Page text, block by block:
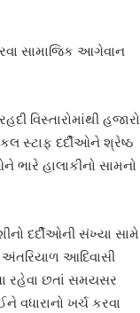
સામાજિક આગેવાન
વિસ્તારોમાંથી હજારો
સ્ટાફ દર્દીઓને શ્રેષ્ઠ
ભારે હાલાકીનો સામનો
દર્દીઓની સંખ્યા સામે
આદિવાસી
રહેવા છતાં સમયસર
વધારાનો ખર્ચ કરવા